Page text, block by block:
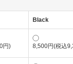
Black
円) 8,500円(税込